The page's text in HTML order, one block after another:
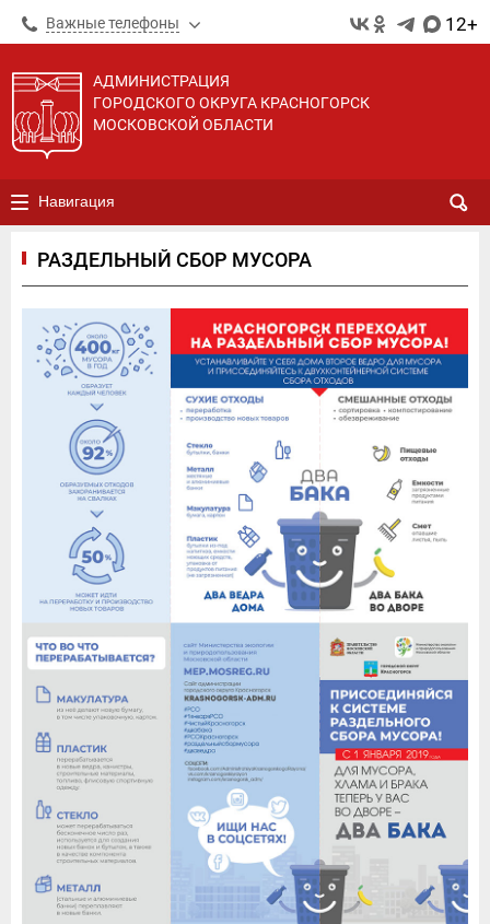
Важные телефоны 12+
АДМИНИСТРАЦИЯ
ГОРОДСКОГО ОКРУГА КРАСНОГОРСК
МОСКОВСКОЙ ОБЛАСТИ
Навигация
РАЗДЕЛЬНЫЙ СБОР МУСОРА